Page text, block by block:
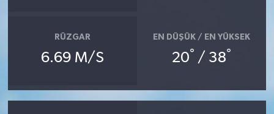
RÜZGAR
6.69 M/S
EN DÜŞÜK / EN YÜKSEK
20° / 38°